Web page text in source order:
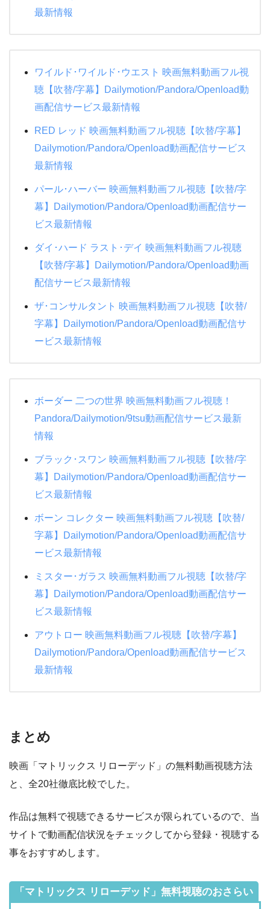
トモダチゲーム
ATARU SP ニューヨークからの挑戦状!!
赤めだか
最新情報
ワイルド･ワイルド･ウエスト 映画無料動画フル視
聴【吹替/字幕】Dailymotion/Pandora/Openload動
画配信サービス最新情報
RED レッド 映画無料動画フル視聴【吹替/字幕】
Dailymotion/Pandora/Openload動画配信サービス
最新情報
パール･ハーバー 映画無料動画フル視聴【吹替/字
幕】Dailymotion/Pandora/Openload動画配信サー
ビス最新情報
ダイ･ハード ラスト･デイ 映画無料動画フル視聴
【吹替/字幕】Dailymotion/Pandora/Openload動画
配信サービス最新情報
ザ･コンサルタント 映画無料動画フル視聴【吹替/
字幕】Dailymotion/Pandora/Openload動画配信サ
ービス最新情報
ボーダー 二つの世界 映画無料動画フル視聴！
Pandora/Dailymotion/9tsu動画配信サービス最新
情報
ブラック･スワン 映画無料動画フル視聴【吹替/字
幕】Dailymotion/Pandora/Openload動画配信サー
ビス最新情報
ボーン コレクター 映画無料動画フル視聴【吹替/
字幕】Dailymotion/Pandora/Openload動画配信サ
ービス最新情報
ミスター･ガラス 映画無料動画フル視聴【吹替/字
幕】Dailymotion/Pandora/Openload動画配信サー
ビス最新情報
アウトロー 映画無料動画フル視聴【吹替/字幕】
Dailymotion/Pandora/Openload動画配信サービス
最新情報
まとめ
映画「マトリックス リローデッド」の無料動画視聴方法
と、全20社徹底比較でした。
作品は無料で視聴できるサービスが限られているので、当
サイトで動画配信状況をチェックしてから登録・視聴する
事をおすすめします。
「マトリックス リローデッド」無料視聴のおさらい